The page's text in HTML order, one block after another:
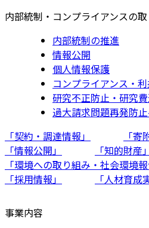
内部統制・コンプライアンスの
内部統制の推進
情報公開
個人情報保護
コンプライアンス・
研究不正防止・研究
過大請求問題再発防
「契約・調達情報」
「寄
「情報公開」
「知的財産」
「環境への取り組み・社会環境報
「採用情報」
「人材育成
事業内容